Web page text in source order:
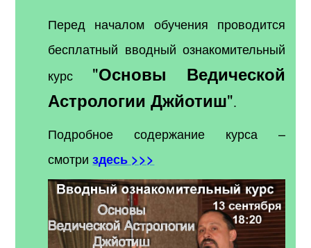
Перед началом обучения проводится
бесплатный вводный ознакомительный
курс "Основы Ведической
Астрологии Джйотиш".
Подробное содержание курса –
смотриздесь >>>